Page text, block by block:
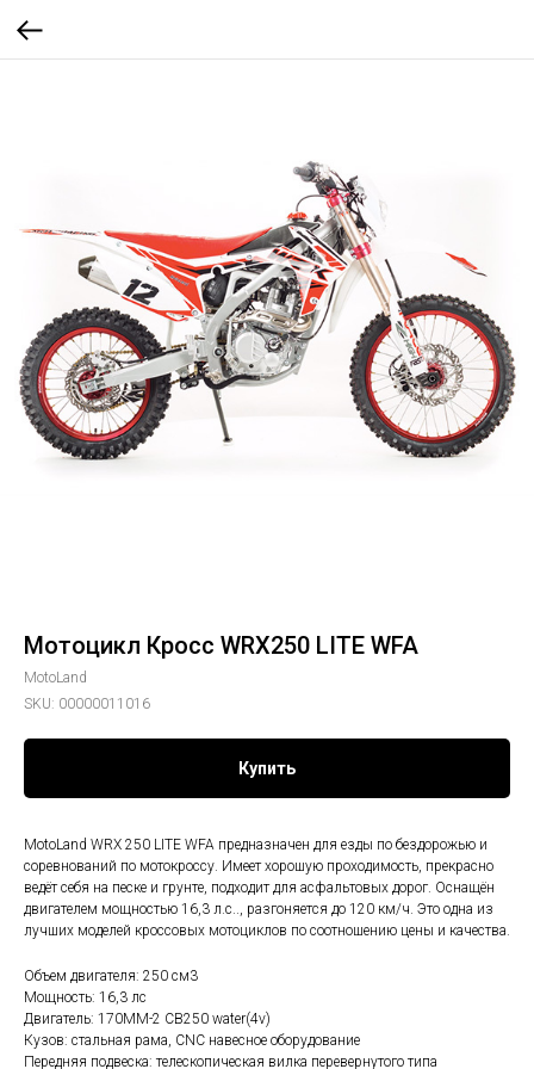
Мотоцикл Кросс WRX250 LITE WFA
MotoLand
SKU: 00000011016
Купить
MotoLand WRX 250 LITE WFA предназначен для езды по бездорожью и
соревнований по мотокроссу. Имеет хорошую проходимость, прекрасно
ведёт себя на песке и грунте, подходит для асфальтовых дорог. Оснащён
двигателем мощностью 16,3 л.с.., разгоняется до 120 км/ч. Это одна из
лучших моделей кроссовых мотоциклов по соотношению цены и качества.
Объем двигателя: 250 см3
Мощность: 16,3 лс
Двигатель: 170MM-2 CB250 water(4v)
Кузов: стальная рама, CNC навесное оборудование
Передняя подвеска: телескопическая вилка перевернутого типа